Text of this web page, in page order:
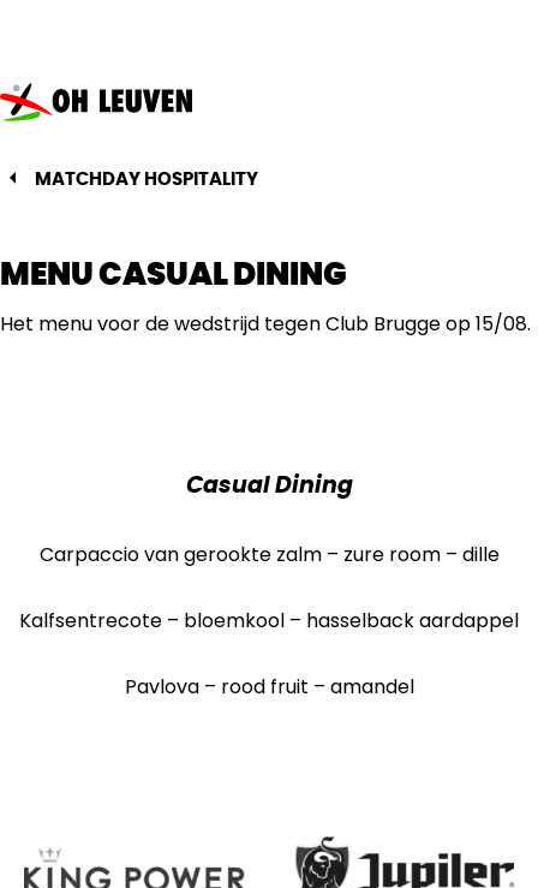
Oud-
Heverlee
Leuven
MATCHDAY HOSPITALITY
MENU CASUAL DINING
Het menu voor de wedstrijd tegen Club Brugge op 15/08.
Casual Dining
Carpaccio van gerookte zalm – zure room – dille
Kalfsentrecote – bloemkool – hasselback aardappel
Pavlova – rood fruit – amandel